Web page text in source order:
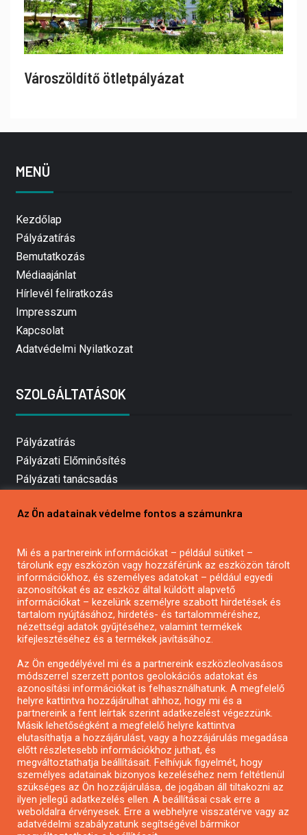
Városzöldítő ötletpályázat
MENÜ
Kezdőlap
Pályázatírás
Bemutatkozás
Médiaajánlat
Hírlevél feliratkozás
Impresszum
Kapcsolat
Adatvédelmi Nyilatkozat
SZOLGÁLTATÁSOK
Pályázatírás
Pályázati Előminősítés
Pályázati tanácsadás
Mezőgazdasági pályázatírás
Pályázatírás civil szervezeteknek
Pályázatírás önkormányzatoknak
Pályázatfigyelés
Specifikus pályázatfigyelés vagy hírlevél
Pályázatok magánszemélyeknek
Pályázatok civil szervezeteknek
Pályázatok vállalkozásoknak
Önkormányzati pályázatok
Mezőgazdasági pályázatok
Falusi turizmus pályázatok
Napelem pályázatok
GINOP pályázatok
Az Ön adatainak védelme fontos a számunkra
Mi és a partnereink információkat – például sütiket –
tárolunk egy eszközön vagy hozzáférünk az eszközön tárolt
információkhoz, és személyes adatokat – például egyedi
azonosítókat és az eszköz által küldött alapvető
információkat – kezelünk személyre szabott hirdetések és
tartalom nyújtásához, hirdetés- és tartalomméréshez,
nézettségi adatok gyűjtéséhez, valamint termékek
kifejlesztéséhez és a termékek javításához.
Az Ön engedélyével mi és a partnereink eszközleolvasásos
módszerrel szerzett pontos geolokációs adatokat és
azonosítási információkat is felhasználhatunk. A megfelelő
helyre kattintva hozzájárulhat ahhoz, hogy mi és a
partnereink a fent leírtak szerint adatkezelést végezzünk.
Másik lehetőségként a megfelelő helyre kattintva
elutasíthatja a hozzájárulást, vagy a hozzájárulás megadása
előtt részletesebb információkhoz juthat, és
megváltoztathatja beállításait. Felhívjuk figyelmét, hogy
személyes adatainak bizonyos kezeléséhez nem feltétlenül
szükséges az Ön hozzájárulása, de jogában áll tiltakozni az
ilyen jellegű adatkezelés ellen. A beállításai csak erre a
weboldalra érvényesek. Erre a webhelyre visszatérve vagy az
adatvédelmi szabályzatunk segítségével bármikor